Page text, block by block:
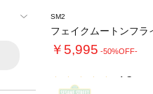
SM2
￥5,995 -50%OFF-
4.3